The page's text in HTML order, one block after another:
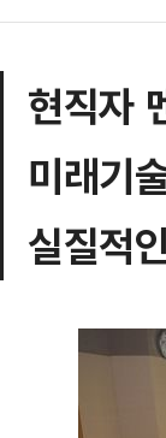
현직자
미래기
실질적